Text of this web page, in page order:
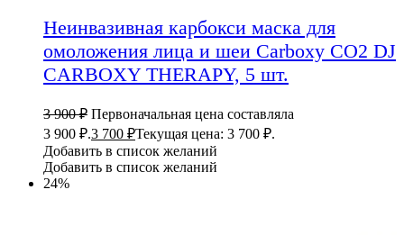
Неинвазивная карбокси маска для
омоложения лица и шеи Carboxy CO2 DJ
CARBOXY THERAPY, 5 шт.
3 900₽ Первоначальная цена составляла
3 900 ₽.3 700 ₽Текущая цена: 3 700 ₽.
Добавить в список желаний
Добавить в список желаний
24%